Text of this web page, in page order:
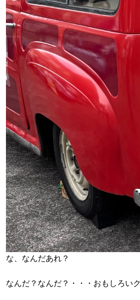
な、なんだあれ？
なんだ？なんだ？・・・おもしろい